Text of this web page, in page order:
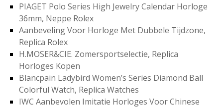
PIAGET Polo Series High Jewelry Calendar Horloge
36mm, Neppe Rolex
Aanbeveling Voor Horloge Met Dubbele Tijdzone,
Replica Rolex
H.MOSER&CIE. Zomersportselectie, Replica
Horloges Kopen
Blancpain Ladybird Women’s Series Diamond Ball
Colorful Watch, Replica Watches
IWC Aanbevolen Imitatie Horloges Voor Chinese